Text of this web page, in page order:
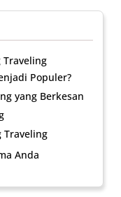
Traveling
Populer?
yang Berkesan
Traveling
Anda